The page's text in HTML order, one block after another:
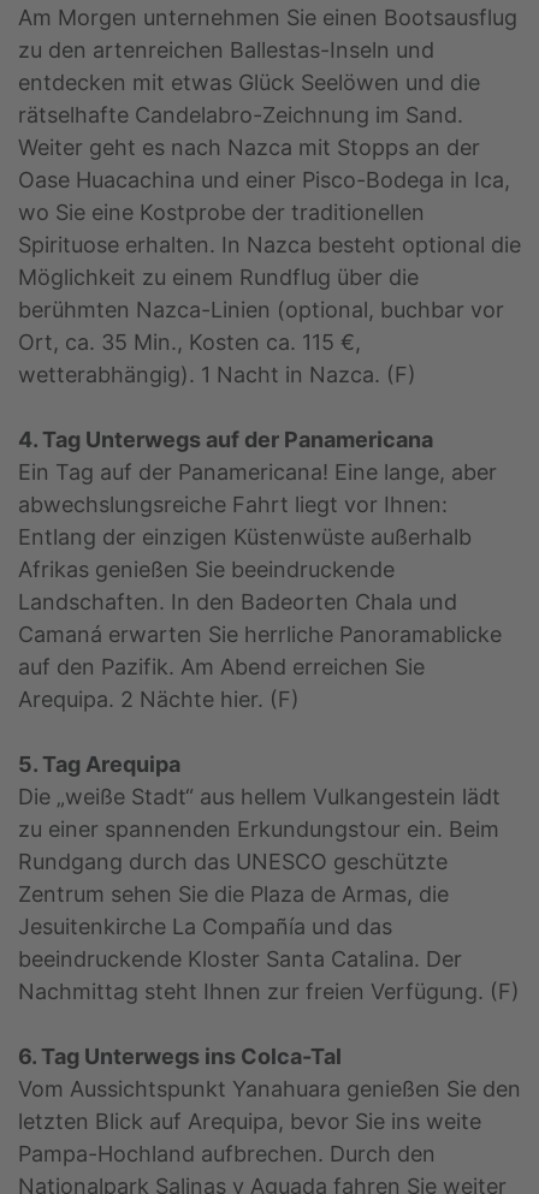
Am Morgen unternehmen Sie einen Bootsausflug
zu den artenreichen Ballestas-Inseln und
entdecken mit etwas Glück Seelöwen und die
rätselhafte Candelabro-Zeichnung im Sand.
Weiter geht es nach Nazca mit Stopps an der
Oase Huacachina und einer Pisco-Bodega in Ica,
wo Sie eine Kostprobe der traditionellen
Spirituose erhalten. In Nazca besteht optional die
Möglichkeit zu einem Rundflug über die
berühmten Nazca-Linien (optional, buchbar vor
Ort, ca. 35 Min., Kosten ca. 115 €,
wetterabhängig). 1 Nacht in Nazca. (F)
4. Tag Unterwegs auf der Panamericana
Ein Tag auf der Panamericana! Eine lange, aber
abwechslungsreiche Fahrt liegt vor Ihnen:
Entlang der einzigen Küstenwüste außerhalb
Afrikas genießen Sie beeindruckende
Landschaften. In den Badeorten Chala und
Camaná erwarten Sie herrliche Panoramablicke
auf den Pazifik. Am Abend erreichen Sie
Arequipa. 2 Nächte hier. (F)
5. Tag Arequipa
Die „weiße Stadt“ aus hellem Vulkangestein lädt
zu einer spannenden Erkundungstour ein. Beim
Rundgang durch das UNESCO geschützte
Zentrum sehen Sie die Plaza de Armas, die
Jesuitenkirche La Compañía und das
beeindruckende Kloster Santa Catalina. Der
Nachmittag steht Ihnen zur freien Verfügung. (F)
6. Tag Unterwegs ins Colca-Tal
Vom Aussichtspunkt Yanahuara genießen Sie den
letzten Blick auf Arequipa, bevor Sie ins weite
Pampa-Hochland aufbrechen. Durch den
Nationalpark Salinas y Aguada fahren Sie weiter